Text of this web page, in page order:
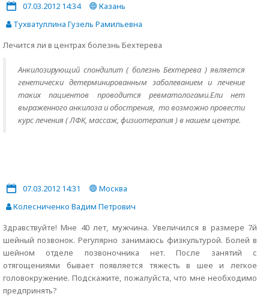
07.03.2012 14:34
Казань
Тухватуллина Гузель Рамильевна
Лечится ли в центрах болезнь Бехтерева
Анкилозирующий спондилит ( болезнь Бехтерева ) является
генетически детерминированным заболеванием и лечение
таких пациентов проводится ревматологами.Ели нет
выраженного анкилоза и обострения, то возможно провести
курс лечения ( ЛФК, массаж, физиотерапия ) в нашем центре.
07.03.2012 14:31
Москва
Колесниченко Вадим Петрович
Здравствуйте! Мне 40 лет, мужчина. Увеличился в размере 7й
шейный позвонок. Регулярно занимаюсь физкультурой. Болей в
шейном отделе позвоночника нет. После занятий с
отягощениями бывает появляется тяжесть в шее и легкое
головокружение. Подскажите, пожалуйста, что мне необходимо
предпринять?